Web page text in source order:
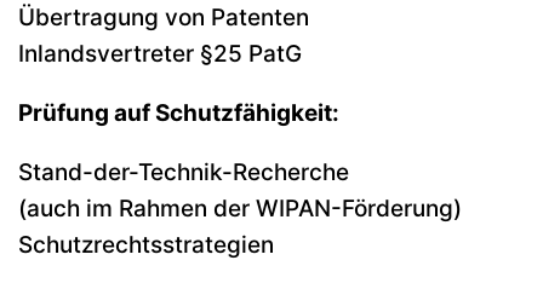
Übertragung von Patenten
Inlandsvertreter §25 PatG
Prüfung auf Schutzfähigkeit:
Stand-der-Technik-Recherche
(auch im Rahmen der WIPAN-Förderung)
Schutzrechtsstrategien